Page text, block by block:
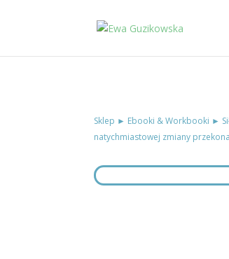
Sklep ► Ebooki & Workbooki ►
natychmiastowej zmiany